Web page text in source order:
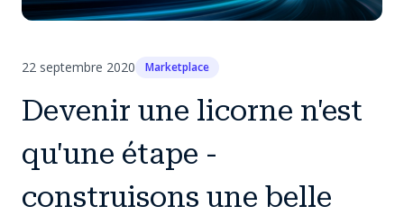
22 septembre 2020 Marketplace
Devenir une licorne n'est
qu'une étape -
construisons une belle